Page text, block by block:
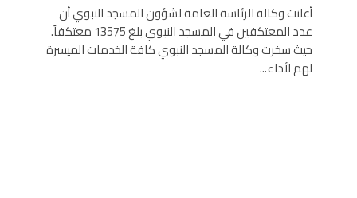
أعلنت وكالة الرئاسة العامة لشؤون المسجد النبوي أن
عدد المعتكفين في المسجد النبوي بلغ 13575 معتكفاً.
حيث سخرت وكالة المسجد النبوي كافة الخدمات الميسرة
لهم لأداء...